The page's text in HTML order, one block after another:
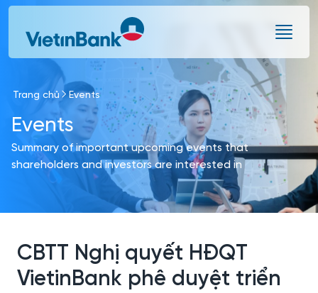
Skip to Main Content
Trang chủ Events
Events
Summary of important upcoming events that
shareholders and investors are interested in
CBTT Nghị quyết HĐQT
VietinBank phê duyệt triển